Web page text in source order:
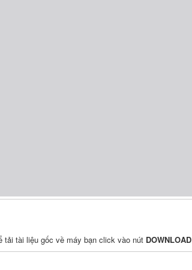
tải tài liệu gốc về máy bạn click vào nút DOWNLOAD